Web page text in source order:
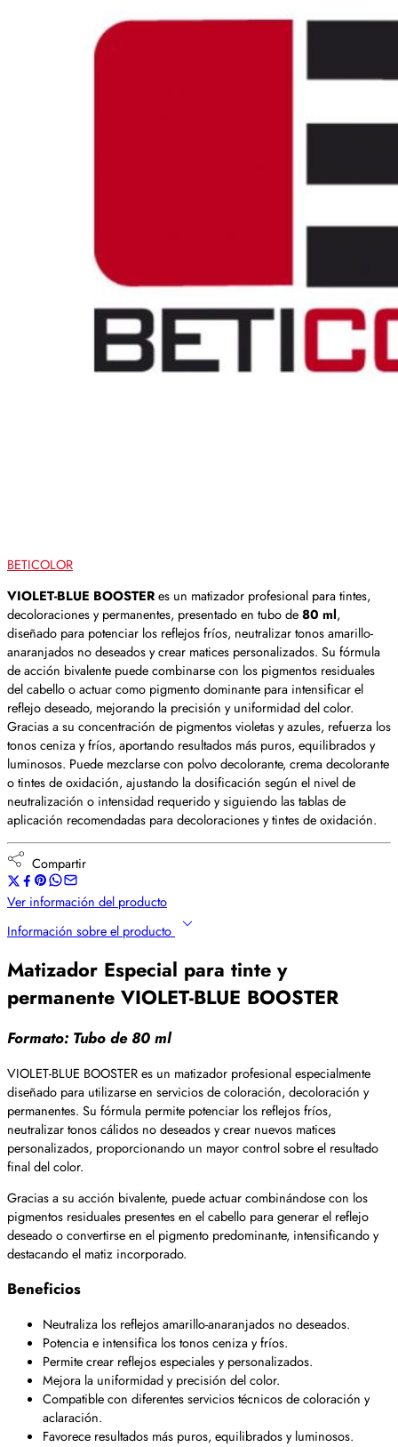
BETICOLOR
VIOLET-BLUE BOOSTERes un matizador profesional para tintes,
decoloraciones y permanentes, presentado en tubo de80 ml,
diseñado para potenciar los reflejos fríos, neutralizar tonos amarillo-
anaranjados no deseados y crear matices personalizados. Su fórmula
de acción bivalente puede combinarse con los pigmentos residuales
del cabello o actuar como pigmento dominante para intensificar el
reflejo deseado, mejorando la precisión y uniformidad del color.
Gracias a su concentración de pigmentos violetas y azules, refuerza los
tonos ceniza y fríos, aportando resultados más puros, equilibrados y
luminosos. Puede mezclarse con polvo decolorante, crema decolorante
o tintes de oxidación, ajustando la dosificación según el nivel de
neutralización o intensidad requerido y siguiendo las tablas de
aplicación recomendadas para decoloraciones y tintes de oxidación.
Compartir
Ver información del producto
Información sobre el producto
Matizador Especial para tinte y
permanente VIOLET-BLUE BOOSTER
Formato: Tubo de 80 ml
VIOLET-BLUE BOOSTER es un matizador profesional especialmente
diseñado para utilizarse en servicios de coloración, decoloración y
permanentes. Su fórmula permite potenciar los reflejos fríos,
neutralizar tonos cálidos no deseados y crear nuevos matices
personalizados, proporcionando un mayor control sobre el resultado
final del color.
Gracias a su acción bivalente, puede actuar combinándose con los
pigmentos residuales presentes en el cabello para generar el reflejo
deseado o convertirse en el pigmento predominante, intensificando y
destacando el matiz incorporado.
Beneficios
Neutraliza los reflejos amarillo-anaranjados no deseados.
Potencia e intensifica los tonos ceniza y fríos.
Permite crear reflejos especiales y personalizados.
Mejora la uniformidad y precisión del color.
Compatible con diferentes servicios técnicos de coloración y
aclaración.
Favorece resultados más puros, equilibrados y luminosos.